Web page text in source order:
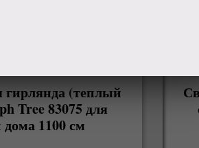
гирлянда (теплый
Tree 83075 для
1100 см